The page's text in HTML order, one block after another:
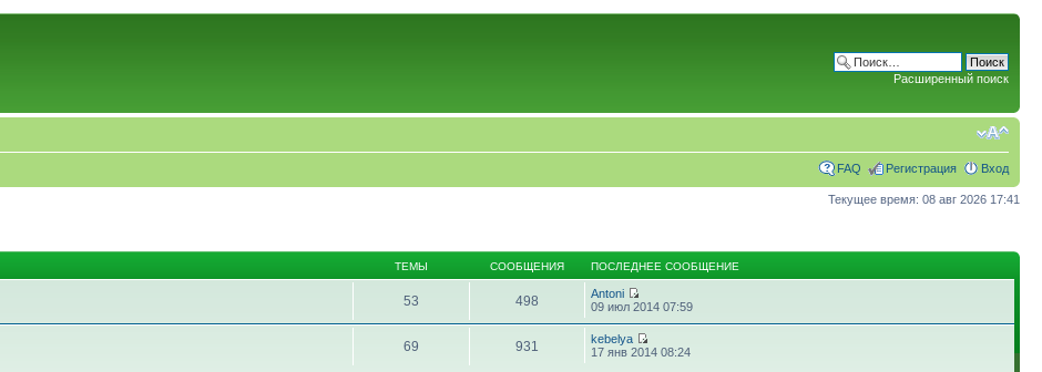
Расширенный поиск
FAQ Регистрация Вход
Текущее время: 08 авг 2026 17:41
ТЕМЫ СООБЩЕНИЯ ПОСЛЕДНЕЕ СООБЩЕНИЕ
53 498
Antoni
09 июл 2014 07:59
69 931
kebelya
17 янв 2014 08:24